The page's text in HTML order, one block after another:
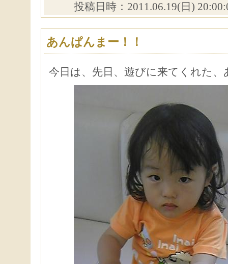
投稿日時：2011.06.19(日)
あんぱんまー！！
今日は、先日、遊びに来てくれた